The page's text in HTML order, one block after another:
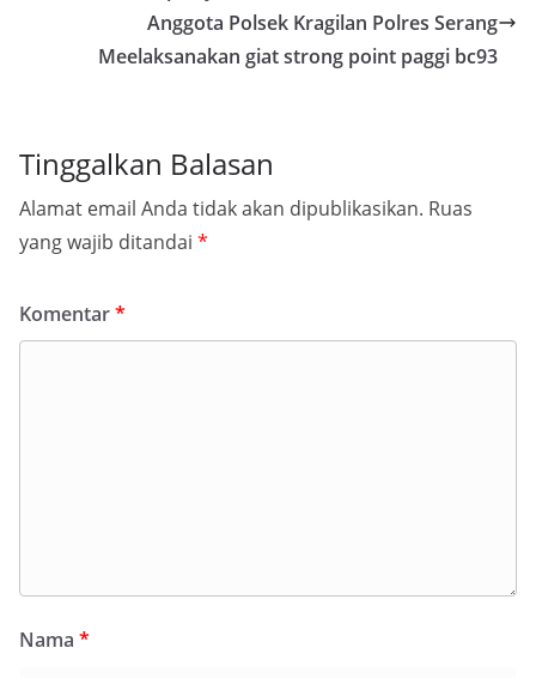
Anggota Polsek Kragilan Polres Serang
Meelaksanakan giat strong point paggi bc93
Tinggalkan Balasan
Alamat email Anda tidak akan dipublikasikan. Ruas
yang wajib ditandai *
Komentar*
Nama *